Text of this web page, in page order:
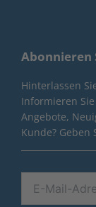
Abonnieren
Hinterlassen
Informieren
Angebote,
Kunde?